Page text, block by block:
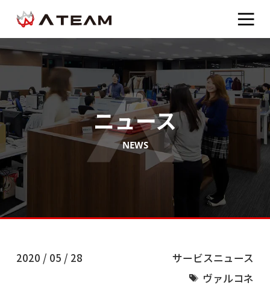
ニュース
NEWS
2020 / 05 / 28
サービスニュース
ヴァルコネ